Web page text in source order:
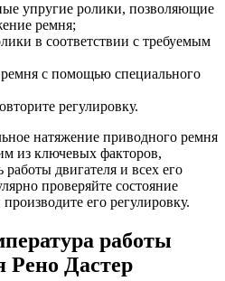
упругие ролики, позволяющие
ремня;
в соответствии с требуемым
с помощью специального
регулировку.
натяжение приводного ремня
из ключевых факторов,
двигателя и всех его
проверяйте состояние
его регулировку.
работы
Рено Дастер